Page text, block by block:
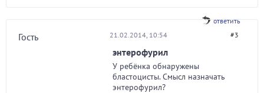
ответить
Гость 21.02.2014, 10:54 #3
энтерофурил
У ребёнка обнаружены
бластоцисты. Смысл назначать
энтерофурил?